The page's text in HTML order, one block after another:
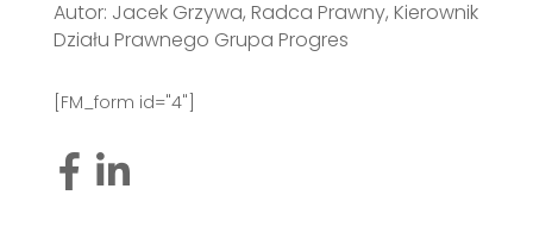
Autor: Jacek Grzywa, Radca Prawny, Kierownik
Działu Prawnego Grupa Progres
[FM_form id="4"]